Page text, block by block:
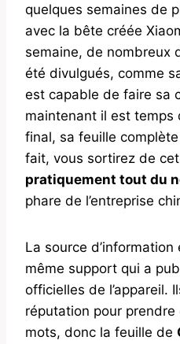
quelques semaines de
avec la bête créée
semaine, de nombreux
été divulgués, comme
est capable de faire sa
maintenant il est temps
final, sa feuille
fait, vous sortirez de
pratiquement tout du
phare de l’entreprise
La source d’information
même support qui a
officielles de l’appareil.
réputation pour
mots, donc la feuille de